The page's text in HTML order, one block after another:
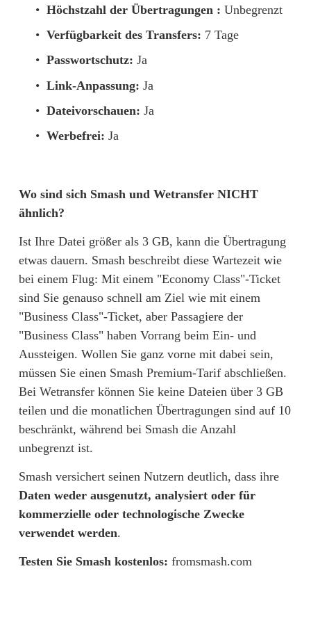
Höchstzahl der Übertragungen : Unbegrenzt
Verfügbarkeit des Transfers: 7 Tage
Passwortschutz: Ja
Link-Anpassung: Ja
Dateivorschauen: Ja
Werbefrei: Ja
Wo sind sich Smash und Wetransfer NICHT
ähnlich?
Ist Ihre Datei größer als 3 GB, kann die Übertragung
etwas dauern. Smash beschreibt diese Wartezeit wie
bei einem Flug: Mit einem "Economy Class"-Ticket
sind Sie genauso schnell am Ziel wie mit einem
"Business Class"-Ticket, aber Passagiere der
"Business Class" haben Vorrang beim Ein- und
Aussteigen. Wollen Sie ganz vorne mit dabei sein,
müssen Sie einen Smash Premium-Tarif abschließen.
Bei Wetransfer können Sie keine Dateien über 3 GB
teilen und die monatlichen Übertragungen sind auf 10
beschränkt, während bei Smash die Anzahl
unbegrenzt ist.
Smash versichert seinen Nutzern deutlich, dass ihre
Daten weder ausgenutzt, analysiert oder für
kommerzielle oder technologische Zwecke
verwendet werden.
Testen Sie Smash kostenlos: fromsmash.com